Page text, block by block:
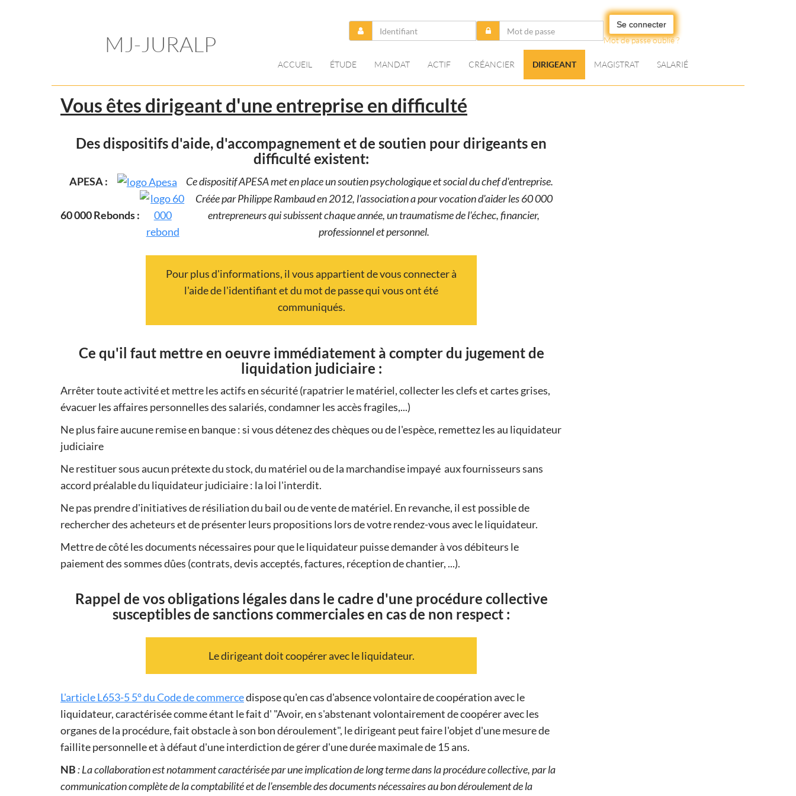
MJ-JURALP
Se connecter
Mot de passe oublié ?
ACCUEIL ÉTUDE MANDAT ACTIF CRÉANCIER DIRIGEANT MAGISTRAT SALARIÉ
Vous êtes dirigeant d'une entreprise en difficulté
Des dispositifs d'aide, d'accompagnement et de soutien pour dirigeants en
difficulté existent:
APESA : Ce dispositif APESA met en place un soutien psychologique et social du chef d'entreprise.
60 000 Rebonds :
Créée par Philippe Rambaud en 2012, l'association a pour vocation d'aider les 60 000
entrepreneurs qui subissent chaque année, un traumatisme de l'échec, financier,
professionnel et personnel.
Pour plus d'informations, il vous appartient de vous connecter à
l'aide de l'identifiant et du mot de passe qui vous ont été
communiqués.
Ce qu'il faut mettre en oeuvre immédiatement à compter du jugement de
liquidation judiciaire :
Arrêter toute activité et mettre les actifs en sécurité (rapatrier le matériel, collecter les clefs et cartes grises,
évacuer les affaires personnelles des salariés, condamner les accès fragiles,...)
Ne plus faire aucune remise en banque : si vous détenez des chèques ou de l'espèce, remettez les au liquidateur
judiciaire
Ne restituer sous aucun prétexte du stock, du matériel ou de la marchandise impayé aux fournisseurs sans
accord préalable du liquidateur judiciaire : la loi l'interdit.
Ne pas prendre d'initiatives de résiliation du bail ou de vente de matériel. En revanche, il est possible de
rechercher des acheteurs et de présenter leurs propositions lors de votre rendez-vous avec le liquidateur.
Mettre de côté les documents nécessaires pour que le liquidateur puisse demander à vos débiteurs le
paiement des sommes dûes (contrats, devis acceptés, factures, réception de chantier, ...).
Rappel de vos obligations légales dans le cadre d'une procédure collective
susceptibles de sanctions commerciales en cas de non respect :
Le dirigeant doit coopérer avec le liquidateur.
L'article L653-5 5° du Code de commercedispose qu'en cas d'absence volontaire de coopération avec le
liquidateur, caractérisée comme étant le fait d' "Avoir, en s'abstenant volontairement de coopérer avec les
organes de la procédure, fait obstacle à son bon déroulement", le dirigeant peut faire l'objet d'une mesure de
faillite personnelle et à défaut d'une interdiction de gérer d'une durée maximale de 15 ans.
NB: La collaboration est notamment caractérisée par une implication de long terme dans la procédure collective, par la
communication complète de la comptabilité et de l'ensemble des documents nécessaires au bon déroulement de la